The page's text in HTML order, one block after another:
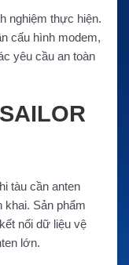
nghiệm thực hiện.
cấu hình modem,
yêu cầu an toàn
tàu cần anten
khai. Sản phẩm
nối dữ liệu vệ
lớn.